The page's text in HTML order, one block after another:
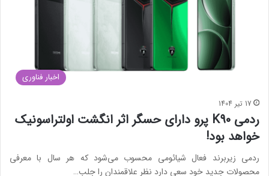
اخبار فناوری
17 تیر 1404
ردمی K90 پرو دارای حسگر اثر انگشت اولتراسونیک
خواهد بود!
ردمی زیربرند فعال شیائومی محسوب می‌‌شود که هر سال با معرفی
محصولات جدید خود سعی دارد نظر علاقمندان را جلب…